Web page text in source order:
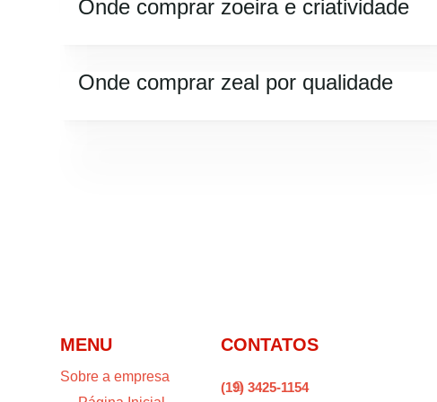
Onde comprar zoeira e criatividade
Onde comprar zeal por qualidade
MENU
Sobre a empresa
CONTATOS

(19) 3425-1154